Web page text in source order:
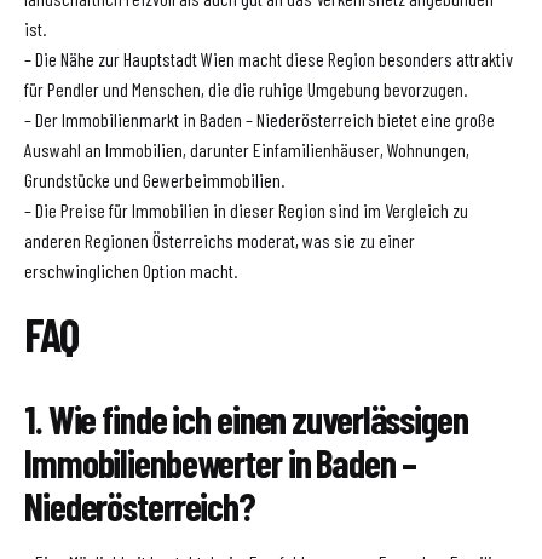
ist.
– Die Nähe zur Hauptstadt Wien macht diese Region besonders attraktiv
für Pendler und Menschen, die die ruhige Umgebung bevorzugen.
– Der Immobilienmarkt in Baden – Niederösterreich bietet eine große
Auswahl an Immobilien, darunter Einfamilienhäuser, Wohnungen,
Grundstücke und Gewerbeimmobilien.
– Die Preise für Immobilien in dieser Region sind im Vergleich zu
anderen Regionen Österreichs moderat, was sie zu einer
erschwinglichen Option macht.
FAQ
1. Wie finde ich einen zuverlässigen
Immobilienbewerter in Baden –
Niederösterreich?